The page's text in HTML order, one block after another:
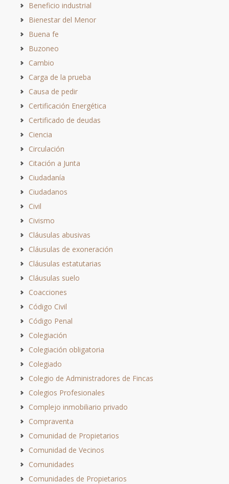
Beneficio industrial
Bienestar del Menor
Buena fe
Buzoneo
Cambio
Carga de la prueba
Causa de pedir
Certificación Energética
Certificado de deudas
Ciencia
Circulación
Citación a Junta
Ciudadanía
Ciudadanos
Civil
Civismo
Cláusulas abusivas
Cláusulas de exoneración
Cláusulas estatutarias
Cláusulas suelo
Coacciones
Código Civil
Código Penal
Colegiación
Colegiación obligatoria
Colegiado
Colegio de Administradores de Fincas
Colegios Profesionales
Complejo inmobiliario privado
Compraventa
Comunidad de Propietarios
Comunidad de Vecinos
Comunidades
Comunidades de Propietarios